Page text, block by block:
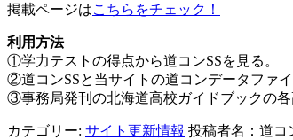
掲載ページはこちらをチェック！
利用方法
①学力テストの得点から道コンSSを見る。
②道コンSSと当サイトの道コンデータファ
③事務局発刊の北海道高校ガイドブックの各
カテゴリー: サイト更新情報 投稿者名：道コ